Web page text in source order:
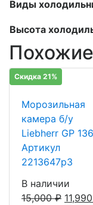
Виды
Высота
Скидка 21%
Морозильная
камера б/у
Liebherr GP
Артикул
2213647р3
В наличии
15,000₽ 11,990